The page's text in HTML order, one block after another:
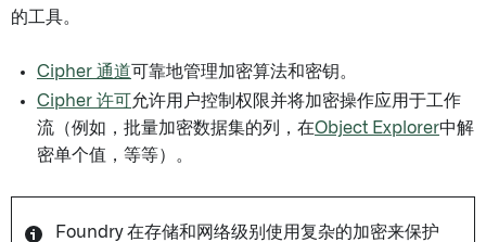
的工具。
Cipher 通道可靠地管理加密算法和密钥。
Cipher 许可 允许用户控制权限并将加密操作应用于工作
流（例如，批量加密数据集的列，在Object Explorer中解
密单个值，等等）。
Foundry 在存储和网络级别使用复杂的加密来保护